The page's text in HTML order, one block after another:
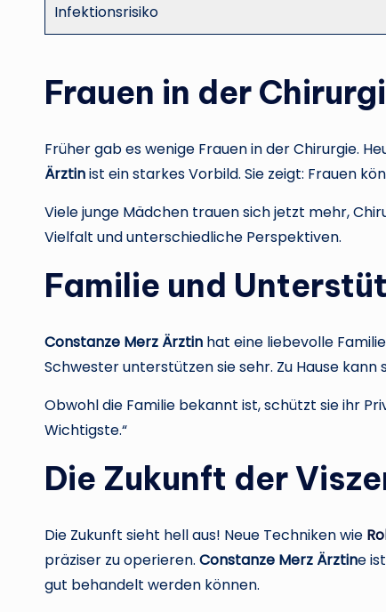
Infektionsrisiko
Frauen in der
Früher gab es wenige Frauen in der Chirurgie.
Ärztinist ein starkes Vorbild. Sie zeigt: Frauen
Viele junge Mädchen trauen sich jetzt mehr,
Vielfalt und unterschiedliche Perspektiven.
Familie und
Constanze Merz Ärztin hat eine liebevolle
Schwester unterstützen sie sehr. Zu Hause
Obwohl die Familie bekannt ist, schützt sie ihr
Wichtigste.“
Die Zukunft der
Die Zukunft sieht hell aus! Neue Techniken wie
präziser zu operieren. Constanze Merz Ärztine
gut behandelt werden können.